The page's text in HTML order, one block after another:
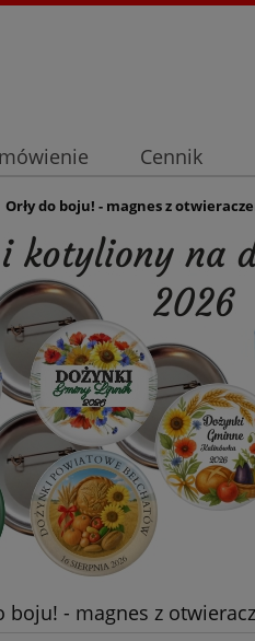
Cennik
Orły do boju! - magnes z
boju! - magnes z